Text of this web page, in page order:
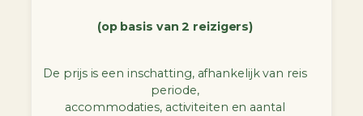
(op basis van 2 reizigers)
De prijs is een inschatting, afhankelijk van reis
periode,
accommodaties, activiteiten en aantal